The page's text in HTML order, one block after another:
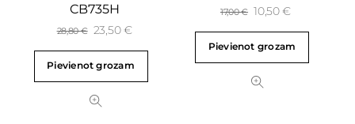
CB735H
28,80€ 23,50€
Pievienot grozam
17,00€ 10,50€
Pievienot grozam